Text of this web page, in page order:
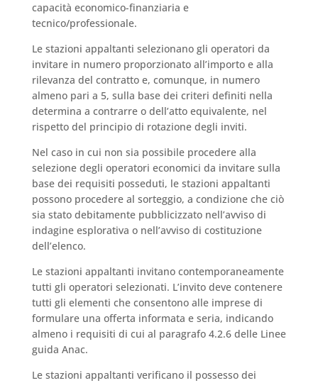
capacità economico-finanziaria e
tecnico/professionale.
Le stazioni appaltanti selezionano gli operatori da
invitare in numero proporzionato all’importo e alla
rilevanza del contratto e, comunque, in numero
almeno pari a 5, sulla base dei criteri definiti nella
determina a contrarre o dell’atto equivalente, nel
rispetto del principio di rotazione degli inviti.
Nel caso in cui non sia possibile procedere alla
selezione degli operatori economici da invitare sulla
base dei requisiti posseduti, le stazioni appaltanti
possono procedere al sorteggio, a condizione che ciò
sia stato debitamente pubblicizzato nell’avviso di
indagine esplorativa o nell’avviso di costituzione
dell’elenco.
Le stazioni appaltanti invitano contemporaneamente
tutti gli operatori selezionati. L’invito deve contenere
tutti gli elementi che consentono alle imprese di
formulare una offerta informata e seria, indicando
almeno i requisiti di cui al paragrafo 4.2.6 delle Linee
guida Anac.
Le stazioni appaltanti verificano il possesso dei